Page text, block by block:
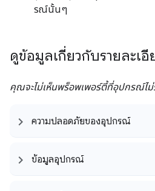
รณ์นั้นๆ
ดูข้อมูลเกี่ยวกับรายละเ
คุณจะไม่เห็นพร็อพเพอร์ตี้ที่อุปกรณ์ไม่
ความปลอดภัยของอุปกรณ์
ข้อมูลอุปกรณ์